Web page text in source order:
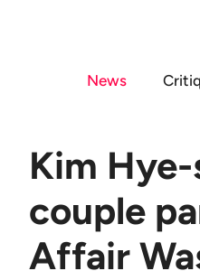
News
Kim
couple
Affair